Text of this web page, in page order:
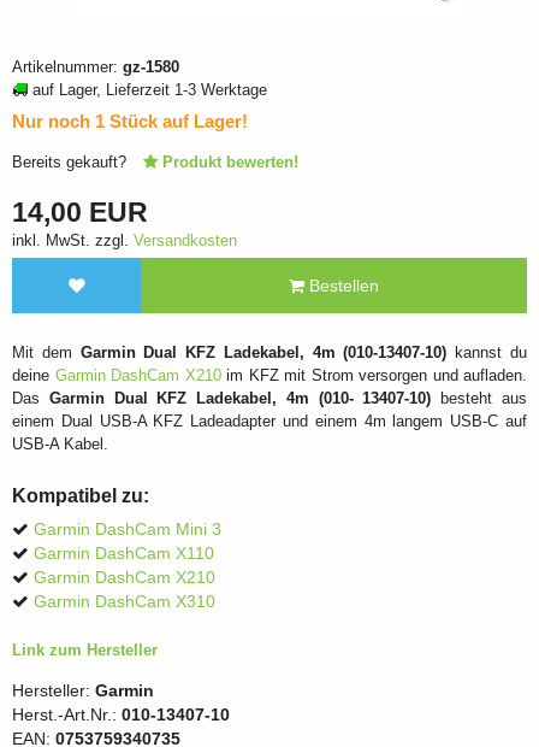
Artikelnummer: gz-1580
auf Lager, Lieferzeit 1-3 Werktage
Nur noch 1 Stück auf Lager!
Bereits gekauft? Produkt bewerten!
14,00 EUR
inkl. MwSt. zzgl. Versandkosten
Bestellen
Mit dem Garmin Dual KFZ Ladekabel, 4m (010-13407-10) kannst du
deine Garmin DashCam X210 im KFZ mit Strom versorgen und aufladen.
Das Garmin Dual KFZ Ladekabel, 4m (010- 13407-10) besteht aus
einem Dual USB-A KFZ Ladeadapter und einem 4m langem USB-C auf
USB-A Kabel.
Kompatibel zu:
Garmin DashCam Mini 3
Garmin DashCam X110
Garmin DashCam X210
Garmin DashCam X310
Link zum Hersteller
Hersteller: Garmin
Herst.-Art.Nr.: 010-13407-10
EAN: 0753759340735